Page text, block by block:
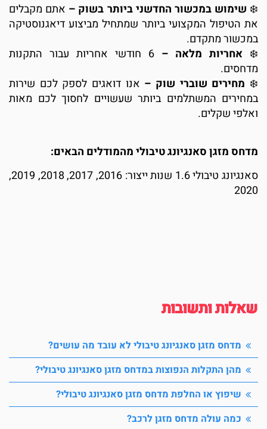
שימוש במכשור החדשני ביותר בשוק – אתם מקבלים
את הטיפול המקצועי ביותר שמתחיל מביצוע דיאגנוסטיקה
במכשור מתקדם.
אחריות מלאה –
6 חודשי אחריות עבור התקנות
מדחסים.
מחירים שוברי שוק – אנו דואגים לספק לכם שירות
במחירים המשתלמים ביותר שעשויים לחסוך לכם מאות
ואלפי שקלים.
מדחס מזגן סאנגיונג טיבולי מהמודלים הבאים:
סאנגיונג טיבולי 1.6 שנות ייצור: 2016, 2017, 2018, 2019,
2020
שאלות ותשובות
מדחס מזגן סאנגיונג טיבולי לא עובד מה עושים?
מהן התקלות הנפוצות במדחס מזגן סאנגיונג טיבולי?
שיפוץ או החלפת מדחס מזגן סאנגיונג טיבולי?
כמה עולה מדחס מזגן לרכב?